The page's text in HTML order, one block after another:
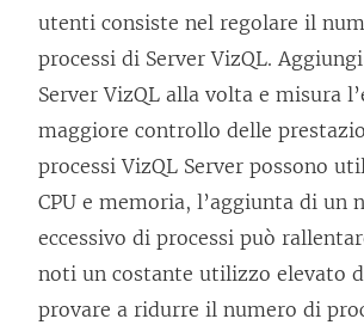
utenti consiste nel regolare il
processi di Server VizQL.
Server VizQL alla volta e misura
maggiore controllo delle
processi VizQL Server possono
CPU e memoria, l’aggiunta di un
eccessivo di processi può
noti un costante utilizzo elevato
provare a ridurre il numero di